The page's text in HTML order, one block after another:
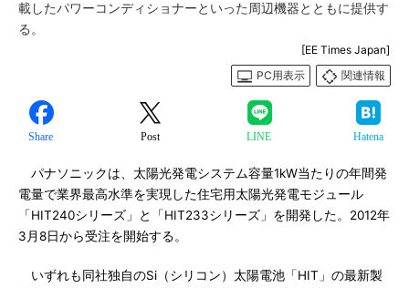
載したパワーコンディショナーといった周辺機器とともに提供す
る。
[EE Times Japan]
PC用表示
関連情報
Share Post LINE Hatena
パナソニックは、太陽光発電システム容量1kW当たりの年間発
電量で業界最高水準を実現した住宅用太陽光発電モジュール
「HIT240シリーズ」と「HIT233シリーズ」を開発した。2012年
3月8日から受注を開始する。
いずれも同社独自のSi（シリコン）太陽電池「HIT」の最新製